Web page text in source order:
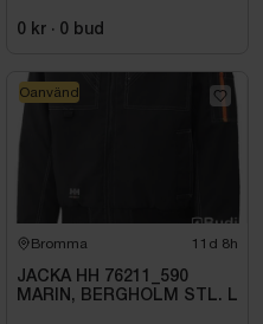
0 kr · 0 bud
Bromma 11d 8h
JACKA HH 76211_590
MARIN, BERGHOLM STL. L
Oanvänd